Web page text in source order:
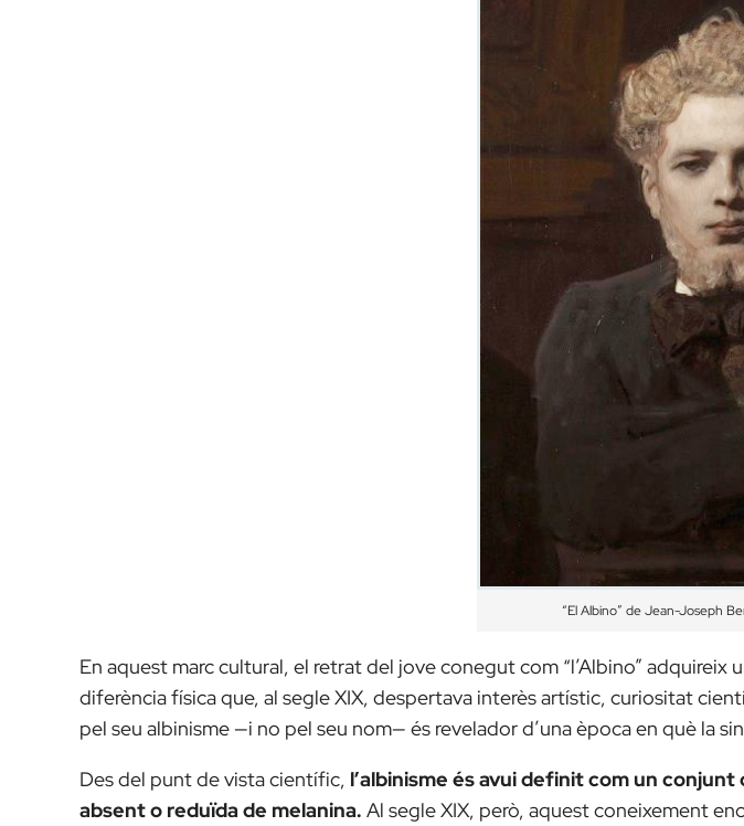
“El Albino” de Jean-Joseph
En aquest marc cultural, el retrat del jove conegut com “l’Albino” adquireix
diferència física que, al segle XIX, despertava interès artístic, curiositat
pel seu albinisme —i no pel seu nom— és revelador d’una època en què la
Des del punt de vista científic, l’albinisme és avui definit com un
absent o reduïda de melanina. Al segle XIX, però, aquest coneixement